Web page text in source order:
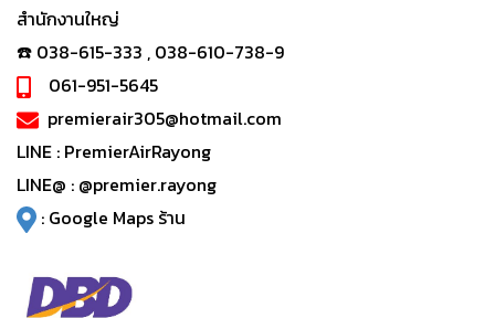
สำนักงานใหญ่
☎️ 038-615-333 , 038-610-738-9
061-951-5645
premierair305@hotmail.com
LINE : PremierAirRayong
LINE@ : @premier.rayong
: Google Maps ร้าน